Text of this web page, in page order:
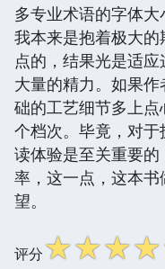
多专业术语的字体大
我本来是抱着极大
点的，结果光是适
大量的精力。如果
础的工艺细节多上
个档次。毕竟，对
读体验是至关重要
率，这一点，这本
望。
评分☆☆☆☆